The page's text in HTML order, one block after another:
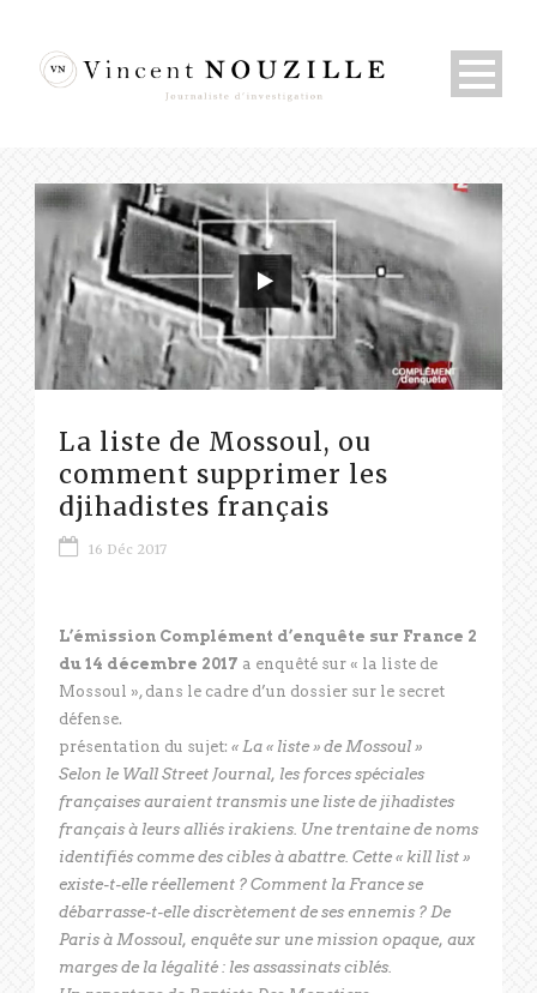
La liste de Mossoul, ou
comment supprimer les
djihadistes français
16 Déc 2017
L’émission Complément d’enquête sur France 2
du 14 décembre 2017 a enquêté sur « la liste de
Mossoul », dans le cadre d’un dossier sur le secret
défense.
présentation du sujet: « La « liste » de Mossoul »
Selon le Wall Street Journal, les forces spéciales
françaises auraient transmis une liste de jihadistes
français à leurs alliés irakiens. Une trentaine de noms
identifiés comme des cibles à abattre. Cette « kill list »
existe-t-elle réellement ? Comment la France se
débarrasse-t-elle discrètement de ses ennemis ? De
Paris à Mossoul, enquête sur une mission opaque, aux
marges de la légalité : les assassinats ciblés.